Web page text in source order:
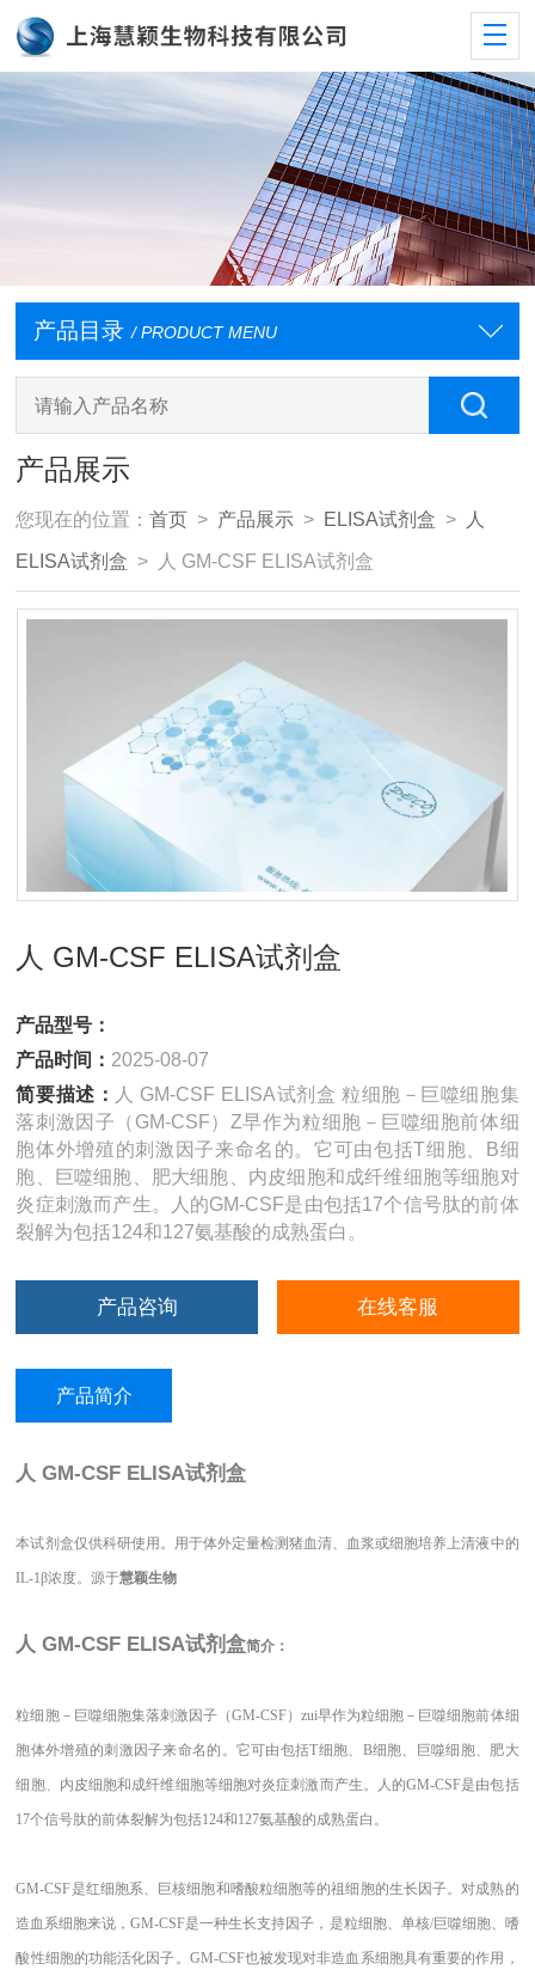
产品目录 / PRODUCT MENU
产品展示
您现在的位置：首页 > 产品展示 > ELISA试剂盒 > 人
ELISA试剂盒 > 人 GM-CSF ELISA试剂盒
人 GM-CSF ELISA试剂盒
产品型号：
产品时间： 2025-08-07
简要描述： 人 GM-CSF ELISA试剂盒 粒细胞－巨噬细胞集
落刺激因子（GM-CSF）Z早作为粒细胞－巨噬细胞前体细
胞体外增殖的刺激因子来命名的。它可由包括T细胞、B细
胞、巨噬细胞、肥大细胞、内皮细胞和成纤维细胞等细胞对
炎症刺激而产生。人的GM-CSF是由包括17个信号肽的前体
裂解为包括124和127氨基酸的成熟蛋白。
产品咨询 在线客服
产品简介
人 GM-CSF ELISA试剂盒
本试剂盒仅供科研使用。用于体外定量检测猪血清、血浆或细胞培养上清液中的
IL-1β浓度。源于慧颖生物
人 GM-CSF ELISA试剂盒简介：
粒细胞－巨噬细胞集落刺激因子（GM-CSF）zui早作为粒细胞－巨噬细胞前体细
胞体外增殖的刺激因子来命名的。它可由包括T细胞、B细胞、巨噬细胞、肥大
细胞、内皮细胞和成纤维细胞等细胞对炎症刺激而产生。人的GM-CSF是由包括
17个信号肽的前体裂解为包括124和127氨基酸的成熟蛋白。
GM-CSF是红细胞系、巨核细胞和嗜酸粒细胞等的祖细胞的生长因子。对成熟的
造血系细胞来说，GM-CSF是一种生长支持因子，是粒细胞、单核/巨噬细胞、嗜
酸性细胞的功能活化因子。GM-CSF也被发现对非造血系细胞具有重要的作用，